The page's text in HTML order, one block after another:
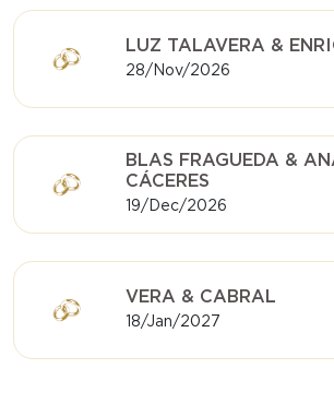
LUZ TALAVERA &
28/Nov/2026
BLAS FRAGUEDA &
CÁCERES
19/Dec/2026
VERA & CABRAL
18/Jan/2027